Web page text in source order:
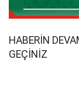
HABERİN
GEÇİNİZ